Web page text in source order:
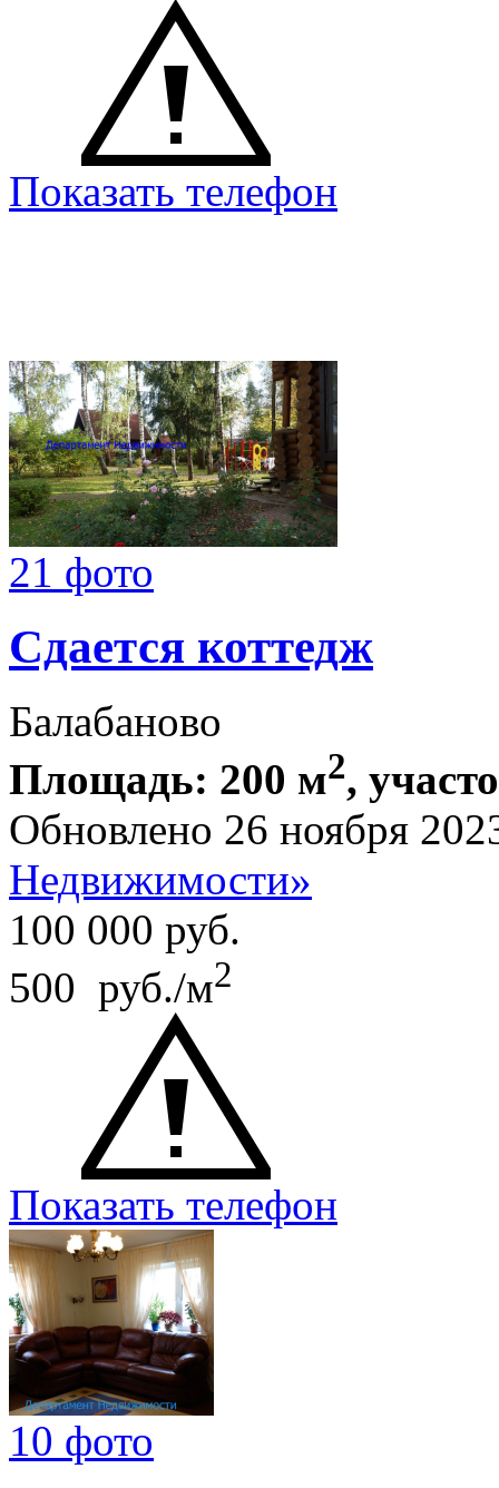
Показать телефон
21 фото
Сдается коттедж
Балабаново
Площадь: 200 м2,
Обновлено 26 ноября
Недвижимости»
100 000 руб.
500 руб./м2
Показать телефон
10 фото